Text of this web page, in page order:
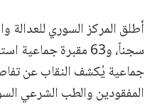
أطلق المركز السوري للعدالة
جماعية يُكشف النقاب عن
المفقودين والطب الشرعي